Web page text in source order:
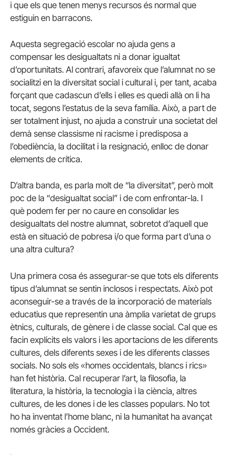
i que els que tenen menys recursos és normal que
estiguin en barracons.
Aquesta segregació escolar no ajuda gens a
compensar les desigualtats ni a donar igualtat
d’oportunitats. Al contrari, afavoreix que l’alumnat no se
socialitzi en la diversitat social i cultural i, per tant, acaba
forçant que cadascun d’ells i elles es quedi allà on li ha
tocat, segons l’estatus de la seva família. Això, a part de
ser totalment injust, no ajuda a construir una societat del
demà sense classisme ni racisme i predisposa a
l’obediència, la docilitat i la resignació, enlloc de donar
elements de crítica.
D’altra banda, es parla molt de “la diversitat”, però molt
poc de la “desigualtat social” i de com enfrontar-la. I
què podem fer per no caure en consolidar les
desigualtats del nostre alumnat, sobretot d’aquell que
està en situació de pobresa i/o que forma part d’una o
una altra cultura?
Una primera cosa és assegurar-se que tots els diferents
tipus d’alumnat se sentin inclosos i respectats. Això pot
aconseguir-se a través de la incorporació de materials
educatius que representin una àmplia varietat de grups
ètnics, culturals, de gènere i de classe social. Cal que es
facin explícits els valors i les aportacions de les diferents
cultures, dels diferents sexes i de les diferents classes
socials. No sols els «homes occidentals, blancs i rics»
han fet història. Cal recuperar l’art, la filosofia, la
literatura, la història, la tecnologia i la ciència, altres
cultures, de les dones i de les classes populars. No tot
ho ha inventat l’home blanc, ni la humanitat ha avançat
només gràcies a Occident.